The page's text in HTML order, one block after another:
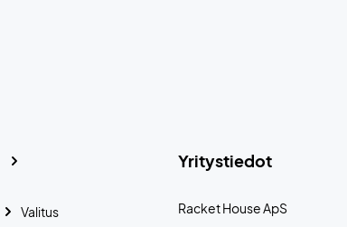
Yritystiedot
Racket House ApS
Valitus